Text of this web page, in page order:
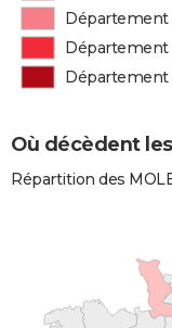
Département
Département
Département
Où décèdent
Répartition des